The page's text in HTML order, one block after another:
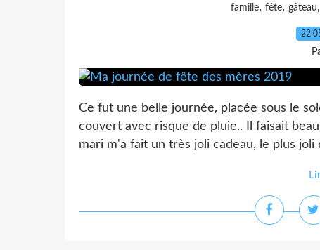
famille, fête, gâteau,
Ce fut une belle journée, placée sous le
couvert avec risque de pluie.. Il faisait
mari m'a fait un très joli cadeau, le plus joli